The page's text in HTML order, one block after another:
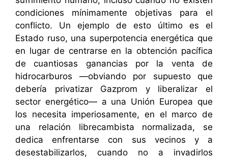
condiciones mínimamente objetivas para el
conflicto. Un ejemplo de esto último es el
Estado ruso, una superpotencia energética que
en lugar de centrarse en la obtención pacífica
de cuantiosas ganancias por la venta de
hidrocarburos —obviando por supuesto que
debería privatizar Gazprom y liberalizar el
sector energético— a una Unión Europea que
los necesita imperiosamente, en el marco de
una relación librecambista normalizada, se
dedica enfrentarse con sus vecinos y a
desestabilizarlos, cuando no a invadirlos